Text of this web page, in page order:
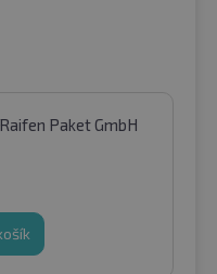
Paket GmbH